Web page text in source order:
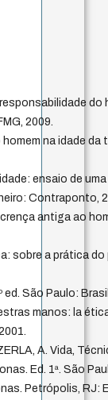
2009.
na idade
ensaio de
Contraponto,
antiga ao
sobre a prática
ed. São Paulo:
manos: la
A. Vida,
Ed. 1ª. São
Petrópolis, RJ: